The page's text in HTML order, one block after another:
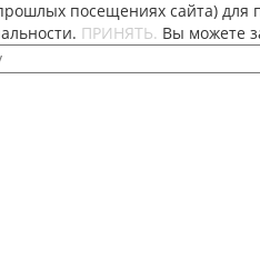
посещениях сайта) для
ПРИНЯТЬ. Вы можете